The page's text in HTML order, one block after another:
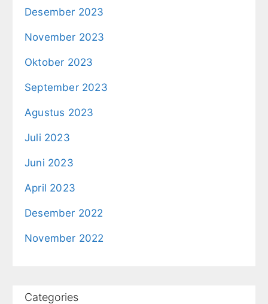
Desember 2023
November 2023
Oktober 2023
September 2023
Agustus 2023
Juli 2023
Juni 2023
April 2023
Desember 2022
November 2022
Categories